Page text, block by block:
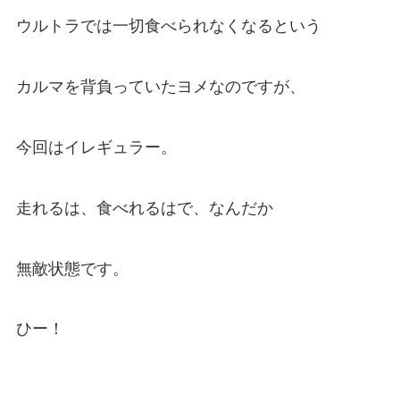
ウルトラでは一切食べられなくなるという
カルマを背負っていたヨメなのですが、
今回はイレギュラー。
走れるは、食べれるはで、なんだか
無敵状態です。
ひー！